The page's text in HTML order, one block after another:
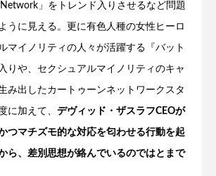
」をトレンド入りさせるなど問題
うに見える。更に有色人種の女性ヒーロ
マイノリティの人々が活躍する『バット
りや、セクシュアルマイノリティのキャ
み出したカートゥーンネットワークスタ
に加えて、 デヴィッド・ザスラフCEOが
つマチズモ的な対応を匂わせる行動を起
ら、差別思想が絡んでいるのではとまで